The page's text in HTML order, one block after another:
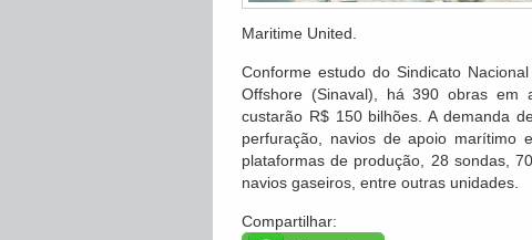
Maritime United.
Conforme estudo do Sindicato
Offshore (Sinaval), há 390 obras em
custarão R$ 150 bilhões. A demanda
perfuração, navios de apoio
plataformas de produção, 28 sondas,
navios gaseiros, entre outras unidades.
Compartilhar: